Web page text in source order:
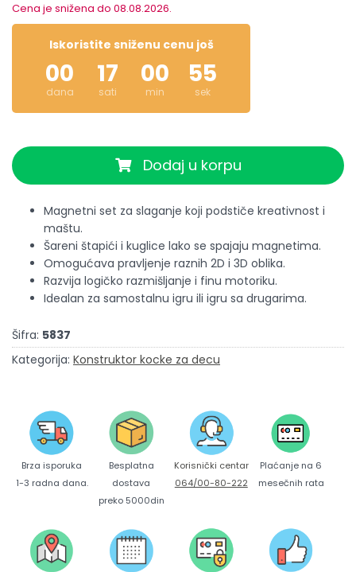
Cena je snižena do 08.08.2026.
Iskoristite sniženu cenu još
00
dana
17
sati
00
min
55
sek
Dodaj u korpu
Magnetni set za slaganje koji podstiče kreativnost i
maštu.
Šareni štapići i kuglice lako se spajaju magnetima.
Omogućava pravljenje raznih 2D i 3D oblika.
Razvija logičko razmišljanje i finu motoriku.
Idealan za samostalnu igru ili igru sa drugarima.
Šifra: 5837
Kategorija: Konstruktor kocke za decu
Brza isporuka
1-3 radna dana.
Besplatna
dostava
preko 5000din
Korisnički centar
064/00-80-222
Plaćanje na 6
mesečnih rata